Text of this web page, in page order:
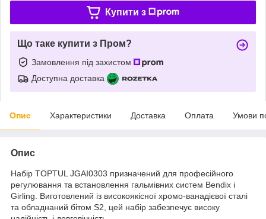
Купити з
Що таке купити з Пром?
Замовлення під захистом
Доступна доставка
Опис Характеристики Доставка Оплата Умови
Опис
Набір TOPTUL JGAI0303 призначений для професійного
регулювання та встановлення гальмівних систем Bendix і
Girling. Виготовлений із високоякісної хромо-ванадієвої сталі
та обладнаний бітом S2, цей набір забезпечує високу